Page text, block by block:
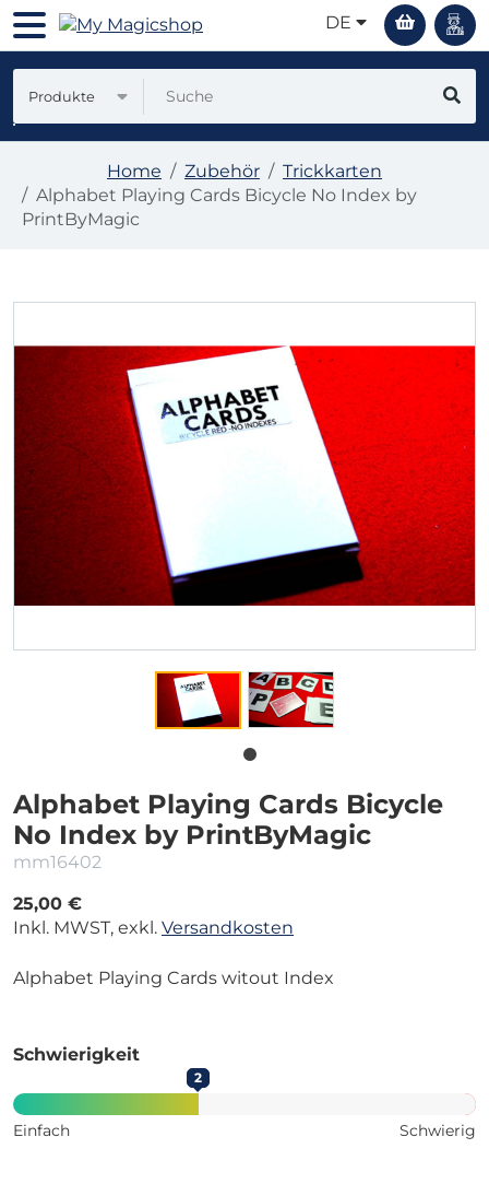
DE
Produkte
Home Zubehör
Trickkarten
Alphabet Playing Cards Bicycle No Index by
PrintByMagic
Alphabet Playing Cards Bicycle
No Index by PrintByMagic
mm16402
25,00 €
Inkl. MWST, exkl. Versandkosten
Alphabet Playing Cards witout Index
Schwierigkeit
2
Einfach Schwierig